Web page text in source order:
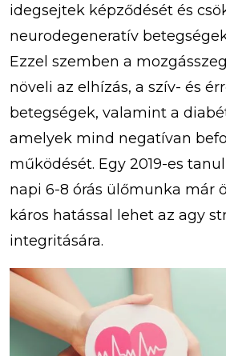
idegsejtek képződését és
neurodegeneratív
Ezzel szemben a
növeli az elhízás, a szív- és
betegségek, valamint a
amelyek mind negatívan
működését. Egy 2019-es
napi 6-8 órás ülőmunka már
káros hatással lehet az agy
integritására.